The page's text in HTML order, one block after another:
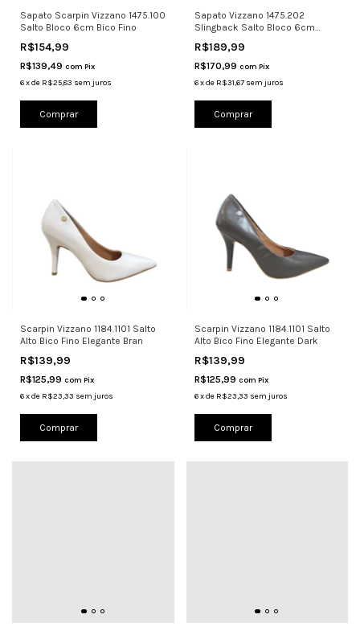
Sapato Scarpin Vizzano 1475.100
Salto Bloco 6cm Bico Fino
R$154,99
R$139,49 com Pix
6xde R$25,83 sem juros
Comprar
Sapato Vizzano 1475.202
Slingback Salto Bloco 6cm
R$189,99
R$170,99 com Pix
6 xde R$31,67 sem juros
Comprar
Scarpin Vizzano 1184.1101 Salto
Alto Bico Fino Elegante Bran
R$139,99
R$125,99 com Pix
6xde R$23,33 sem juros
Comprar
Scarpin Vizzano 1184.1101 Salto
Alto Bico Fino Elegante Dark
R$139,99
R$125,99 com Pix
6 xde R$23,33 sem juros
Comprar